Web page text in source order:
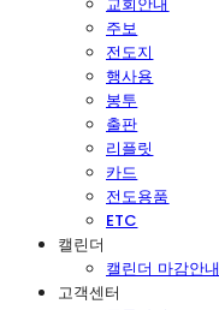
주보
전도지
행사용
봉투
출판
리플릿
카드
전도용품
ETC
캘린더
캘린더 마감안내
고객센터